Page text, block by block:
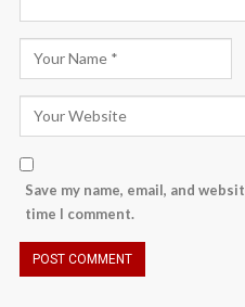
Save my name, email, and
time I comment.